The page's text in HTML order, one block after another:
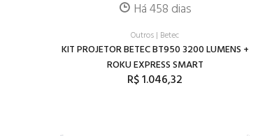
Há 458 dias
Outros | Betec
KIT PROJETOR BETEC BT950 3200 LUMENS +
ROKU EXPRESS SMART
R$ 1.046,32